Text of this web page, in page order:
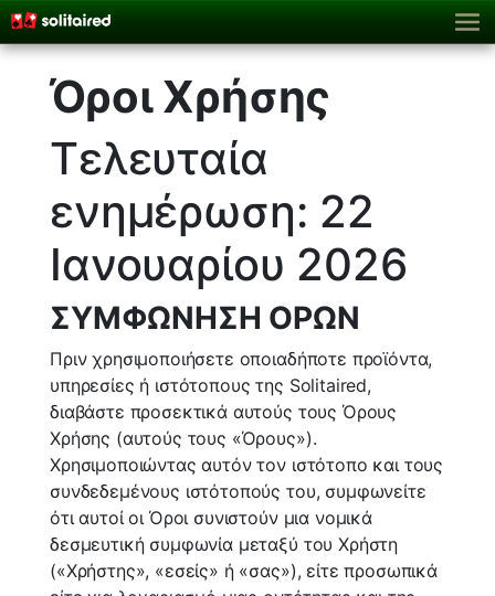
Όροι Χρήσης
Τελευταία
ενημέρωση: 22
Ιανουαρίου 2026
ΣΥΜΦΩΝΗΣΗ ΟΡΩΝ
Πριν χρησιμοποιήσετε οποιαδήποτε προϊόντα,
υπηρεσίες ή ιστότοπους της Solitaired,
διαβάστε προσεκτικά αυτούς τους Όρους
Χρήσης (αυτούς τους «Όρους»).
Χρησιμοποιώντας αυτόν τον ιστότοπο και τους
συνδεδεμένους ιστότοπούς του, συμφωνείτε
ότι αυτοί οι Όροι συνιστούν μια νομικά
δεσμευτική συμφωνία μεταξύ του Χρήστη
(«Χρήστης», «εσείς» ή «σας»), είτε προσωπικά